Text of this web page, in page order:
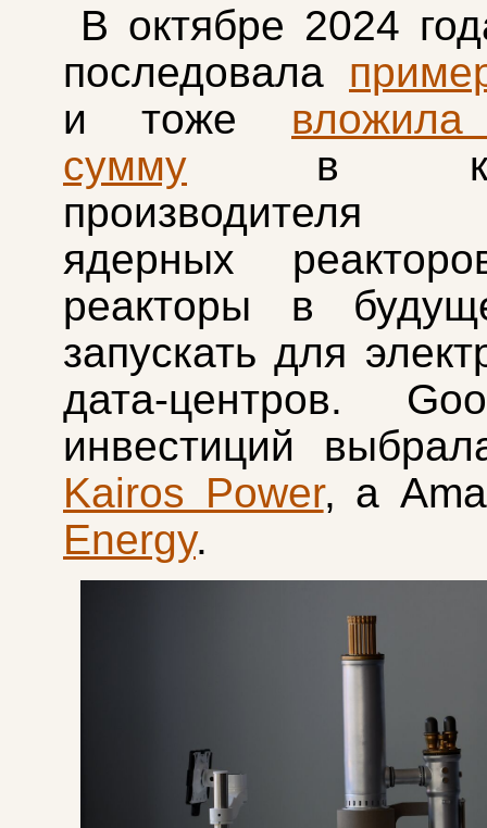
В октябре 2024
последовала
и тоже
сумму в
ядерных
реакторы в
запускать для
дата-центров.
инвестиций
Kairos Power, а
Energy.